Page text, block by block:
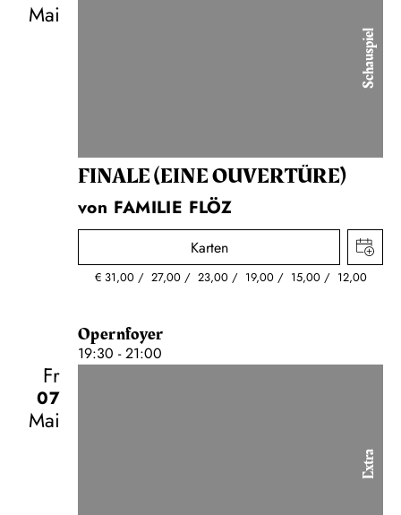
Mai
Schauspiel
FINALE (EINE OUVERTÜRE)
von FAMILIE FLÖZ
Karten
€ 31,00 27,00 23,00 19,00 15,00 12,00
Opernfoyer
19:30 - 21:00
Fr
07
Mai
Extra